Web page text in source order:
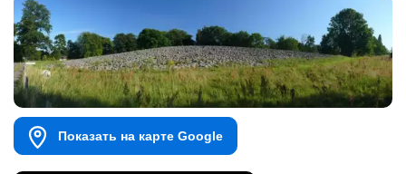
Показать на карте Google